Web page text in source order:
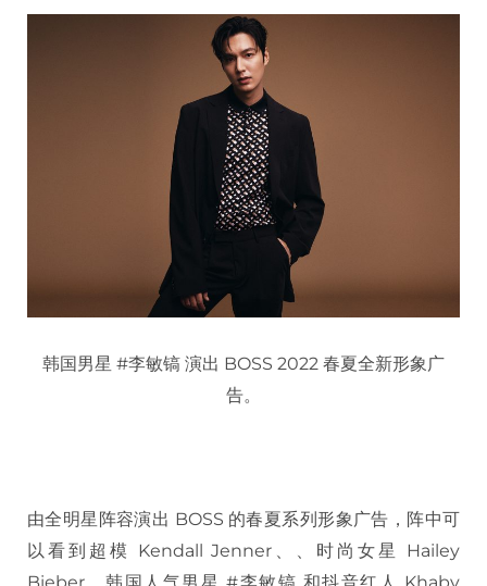
韩国男星 #李敏镐 演出 BOSS 2022 春夏全新形象广
告。
由全明星阵容演出 BOSS 的春夏系列形象广告，阵中可
以看到超模 Kendall Jenner、、时尚女星 Hailey